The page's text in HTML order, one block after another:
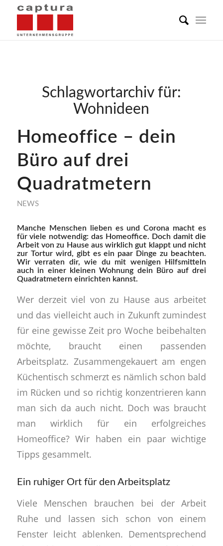
Schlagwortarchiv für:
Wohnideen
Homeoffice – dein
Büro auf drei
Quadratmetern
NEWS
Manche Menschen lieben es und Corona macht es
für viele notwendig: das Homeoffice. Doch damit die
Arbeit von zu Hause aus wirklich gut klappt und nicht
zur Tortur wird, gibt es ein paar Dinge zu beachten.
Wir verraten dir, wie du mit wenigen Hilfsmitteln
auch in einer kleinen Wohnung dein Büro auf drei
Quadratmetern einrichten kannst.
Wer derzeit viel von zu Hause aus arbeitet
und das vielleicht auch in Zukunft zumindest
für eine gewisse Zeit pro Woche beibehalten
möchte, braucht einen passenden
Arbeitsplatz. Zusammengekauert am engen
Küchentisch schmerzt es nämlich schon bald
im Rücken und so richtig konzentrieren kann
man sich da auch nicht. Doch was braucht
man wirklich für ein erfolgreiches
Homeoffice? Wir haben ein paar wichtige
Tipps gesammelt.
Ein ruhiger Ort für den Arbeitsplatz
Viele Menschen brauchen bei der Arbeit
Ruhe und lassen sich schon von einem
Fenster leicht ablenken. Dementsprechend